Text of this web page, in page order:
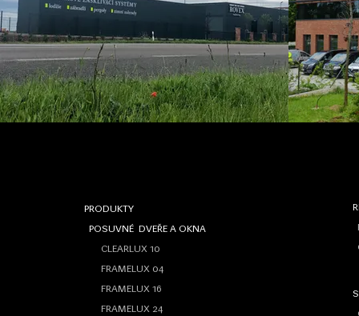
PRODUKTY
POSUVNÉ DVEŘE A OKNA
CLEARLUX 10
FRAMELUX 04
FRAMELUX 16
FRAMELUX 24